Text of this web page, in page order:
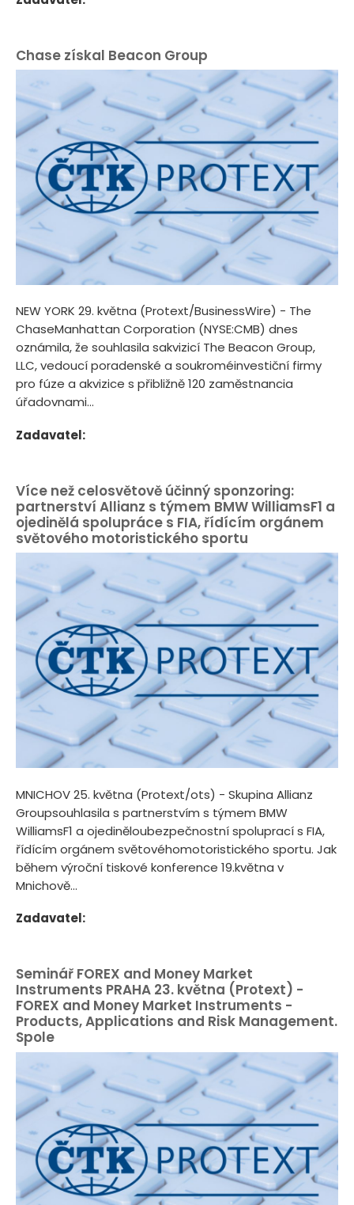
Chase získal Beacon Group
NEW YORK 29. května (Protext/BusinessWire) - The
ChaseManhattan Corporation (NYSE:CMB) dnes
oznámila, že souhlasila sakvizicí The Beacon Group,
LLC, vedoucí poradenské a soukroméinvestiční firmy
pro fúze a akvizice s přibližně 120 zaměstnancia
úřadovnami...
Zadavatel:
Více než celosvětově účinný sponzoring:
partnerství Allianz s týmem BMW WilliamsF1 a
ojedinělá spolupráce s FIA, řídícím orgánem
světového motoristického sportu
MNICHOV 25. května (Protext/ots) - Skupina Allianz
Groupsouhlasila s partnerstvím s týmem BMW
WilliamsF1 a ojediněloubezpečnostní spoluprací s FIA,
řídícím orgánem světovéhomotoristického sportu. Jak
během výroční tiskové konference 19.května v
Mnichově...
Zadavatel:
Seminář FOREX and Money Market
Instruments PRAHA 23. května (Protext) -
FOREX and Money Market Instruments -
Products, Applications and Risk Management.
Spole